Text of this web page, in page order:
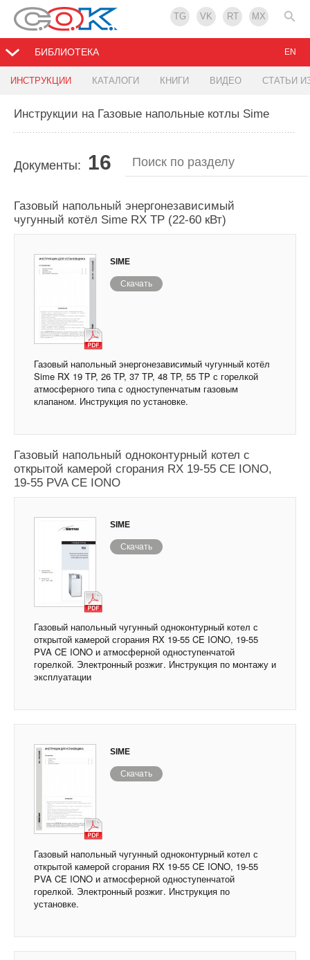
TG VK RT MX
БИБЛИОТЕКА
ИНСТРУКЦИИ КАТАЛОГИ КНИГИ ВИДЕО СТАТЬИ
EN
Инструкции на Газовые напольные котлы Sime
Документы: 16
Газовый напольный энергонезависимый
чугунный котёл Sime RX TP (22-60 кВт)
SIME
Скачать
Газовый напольный энергонезависимый чугунный котёл
Sime RX 19 TP, 26 TP, 37 TP, 48 TP, 55 TP с горелкой
атмосферного типа с одноступенчатым газовым
клапаном. Инструкция по установке.
Газовый напольный одноконтурный котел с
открытой камерой сгорания RX 19-55 CE IONO,
19-55 PVA CE IONO
SIME
Скачать
Газовый напольный чугунный одноконтурный котел с
открытой камерой сгорания RX 19-55 CE IONO, 19-55
PVA CE IONO и атмосферной одноступенчатой
горелкой. Электронный розжиг. Инструкция по монтажу и
эксплуатации
SIME
Скачать
Газовый напольный чугунный одноконтурный котел с
открытой камерой сгорания RX 19-55 CE IONO, 19-55
PVA CE IONO и атмосферной одноступенчатой
горелкой. Электронный розжиг. Инструкция по
установке.